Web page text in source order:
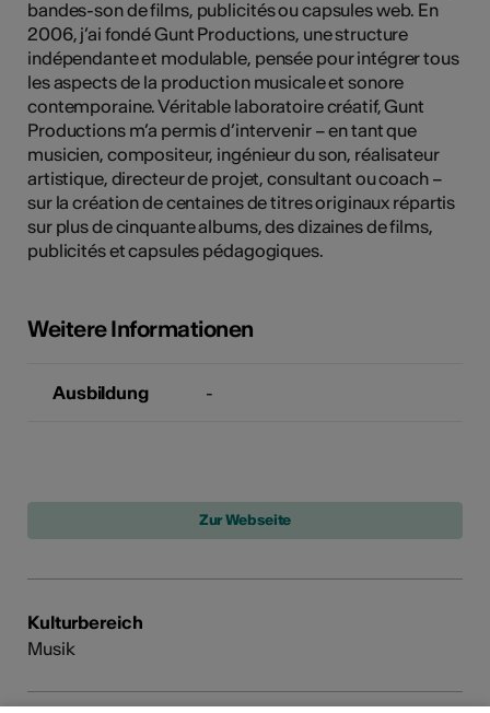
bandes-son de films, publicités ou capsules web. En
2006, j’ai fondé Gunt Productions, une structure
indépendante et modulable, pensée pour intégrer tous
les aspects de la production musicale et sonore
contemporaine. Véritable laboratoire créatif, Gunt
Productions m’a permis d’intervenir – en tant que
musicien, compositeur, ingénieur du son, réalisateur
artistique, directeur de projet, consultant ou coach –
sur la création de centaines de titres originaux répartis
sur plus de cinquante albums, des dizaines de films,
publicités et capsules pédagogiques.
Weitere Informationen
Ausbildung -
Kulturbereich
Musik